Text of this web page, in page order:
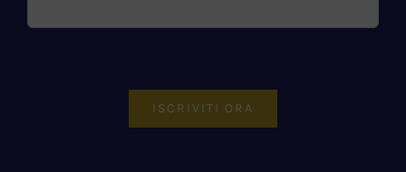
ISCRIVITI ORA